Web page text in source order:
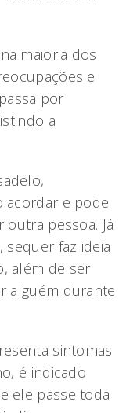
maioria dos
e
por
a
acordar e pode
pessoa. Já
faz ideia
além de ser
alguém durante
sintomas
é indicado
ele passe toda